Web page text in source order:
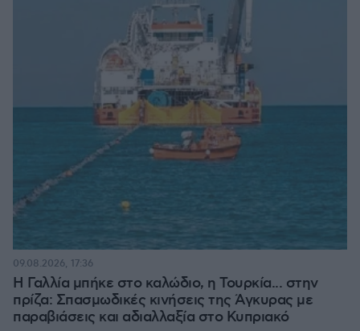
Η Γαλλία μπήκε στο καλώδιο, η Τουρκία... στην
πρίζα: Σπασμωδικές κινήσεις της Άγκυρας με
παραβιάσεις και αδιαλλαξία στο Κυπριακό
09.08.2026, 17:36